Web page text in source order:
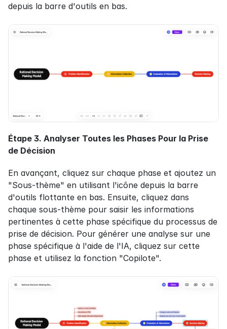
depuis la barre d'outils en bas.
Étape 3. Analyser Toutes les Phases Pour la Prise
de Décision
En avançant, cliquez sur chaque phase et ajoutez un
"Sous-thème" en utilisant l'icône depuis la barre
d'outils flottante en bas. Ensuite, cliquez dans
chaque sous-thème pour saisir les informations
pertinentes à cette phase spécifique du processus de
prise de décision. Pour générer une analyse sur une
phase spécifique à l'aide de l'IA, cliquez sur cette
phase et utilisez la fonction "Copilote".